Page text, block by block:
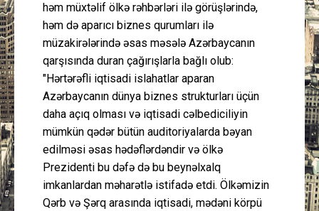
həm müxtəlif ölkə rəhbərləri ilə görüşlərində,
həm də aparıcı biznes qurumları ilə
müzakirələrində əsas məsələ Azərbaycanın
qarşısında duran çağırışlarla bağlı olub:
"Hərtərəfli iqtisadi islahatlar aparan
Azərbaycanın dünya biznes strukturları üçün
daha açıq olması və iqtisadi cəlbediciliyin
mümkün qədər bütün auditoriyalarda bəyan
edilməsi əsas hədəflərdəndir və ölkə
Prezidenti bu dəfə də bu beynəlxalq
imkanlardan məharətlə istifadə etdi. Ölkəmizin
Qərb və Şərq arasında iqtisadi, mədəni körpü